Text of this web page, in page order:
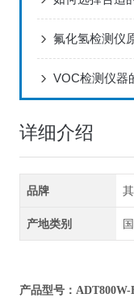
氟化氢检测仪
VOC检测仪器
详细介绍
品牌
产地类别
产品型号：ADT800W-